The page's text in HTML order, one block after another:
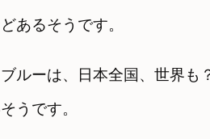
あるそうです。
ルーは、日本全国、世界
うです。